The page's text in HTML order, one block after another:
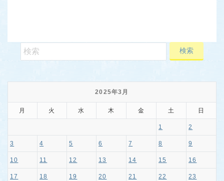
2025年3月
月 火 水 木 金 土 日
1 2
3 4 5 6 7 8 9
10 11 12 13 14 15 16
17 18 19 20 21 22 23